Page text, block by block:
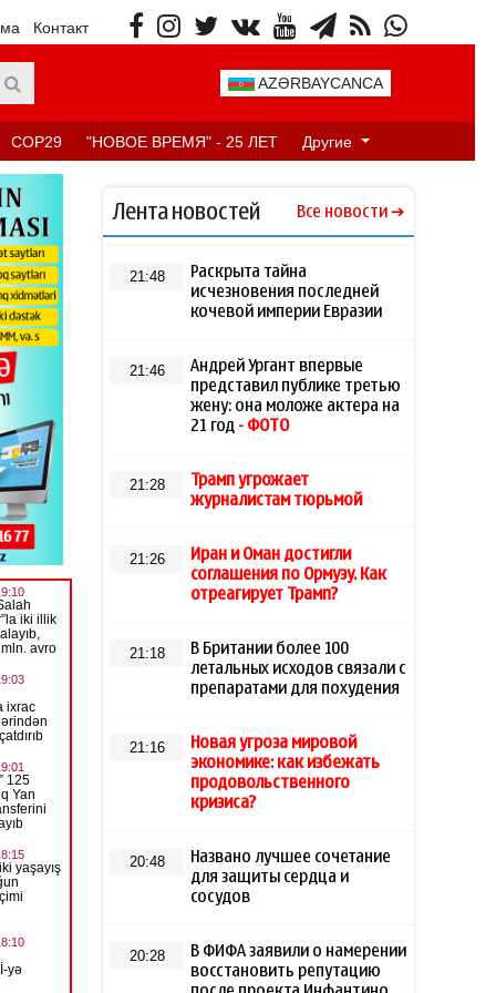
Контакт
AZƏRBAYCANCA
COP29 "НОВОЕ ВРЕМЯ" - 25 ЛЕТ Другие
Лента новостей Все новости
21:48
Раскрыта тайна
исчезновения последней
кочевой империи Евразии
21:46
Андрей Ургант впервые
представил публике третью
жену: она моложе актера на
21 год - ФОТО
21:28
Трамп угрожает
журналистам тюрьмой
21:26
Иран и Оман достигли
соглашения по Ормузу. Как
отреагирует Трамп?
21:18
В Британии более 100
летальных исходов связали с
препаратами для похудения
21:16
Новая угроза мировой
экономике: как избежать
продовольственного
кризиса?
20:48
Названо лучшее сочетание
для защиты сердца и
сосудов
20:28
В ФИФА заявили о намерении
восстановить репутацию